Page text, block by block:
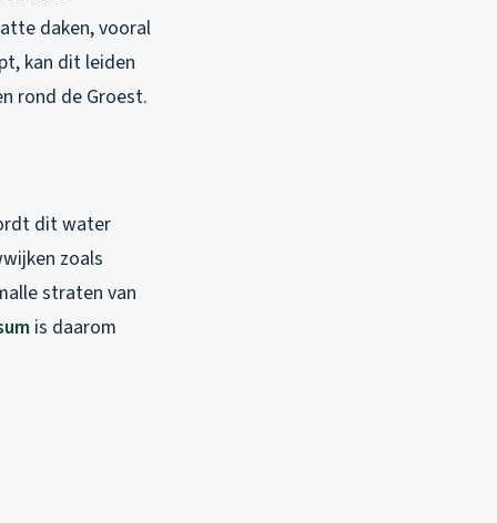
daken, vooral
, kan dit leiden
rond de Groest.
dit water
zoals
straten van
is daarom